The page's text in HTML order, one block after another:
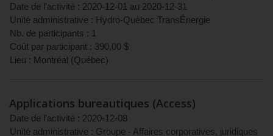
Date de l'activité : 2020-12-01 au 2020-12-31
Unité administrative : Hydro-Québec TransÉnergie
Nb. de participants : 1
Coût par participant : 390,00 $
Lieu : Montréal (Québec)
Applications bureautiques (Access)
Date de l'activité : 2020-12-08
Unité administrative : Groupe - Affaires corporatives, juridiques